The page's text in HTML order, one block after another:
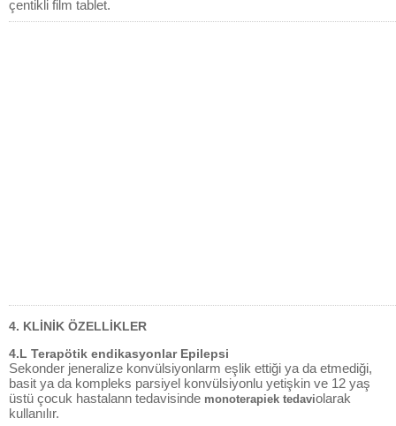
çentikli film tablet.
4. KLİNİK ÖZELLİKLER
4.L Terapötik endikasyonlar Epilepsi
Sekonder jeneralize konvülsiyonlarm eşlik ettiği ya da etmediği,
basit ya da kompleks parsiyel konvülsiyonlu yetişkin ve 12 yaş
üstü çocuk hastalann tedavisinde monoterapiek tedaviolarak
kullanılır.